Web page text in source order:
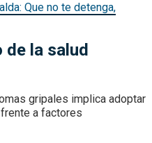
Que no te detenga,
la salud
gripales implica adoptar
a factores